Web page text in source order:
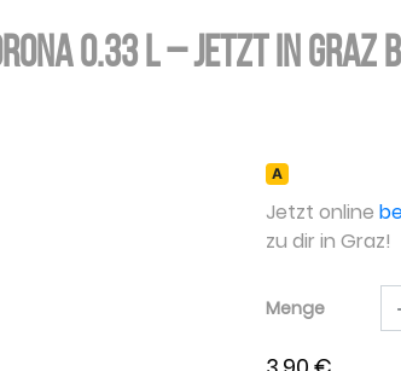
0.33 L – jetzt in Graz
А
Jetzt online
zu dir in Graz!
Menge